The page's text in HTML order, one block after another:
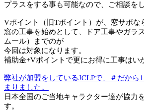
プラスをする事も可能なので、ご相談を
Vポイント（旧Tポイント）が、窓サポな
窓の工事を始めとして、ドア工事やガラ
ムール）までのが
今回は対象になります。
補助金+Vポイントで更にお得に工事はい
弊社が加盟をしているJCLPで、＃だから
まりました。
日本全国のご当地キャラクター達が協力
す。